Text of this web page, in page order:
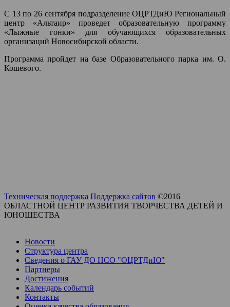
С 13 по 26 сентября подразделение ОЦРТДиЮ Региональный
центр «Альтаир» проведет образовательную программу
«Лыжные гонки» для обучающихся образовательных
организаций Новосибирской области.
Программа пройдет на базе Образовательного парка им. О.
Кошевого.
Техническая поддержка Поддержка сайтов ©2016
ОБЛАСТНОЙ ЦЕНТР РАЗВИТИЯ ТВОРЧЕСТВА ДЕТЕЙ И
ЮНОШЕСТВА
Новости
Структура центра
Сведения о ГАУ ДО НСО "ОЦРТДиЮ"
Партнеры
Достижения
Календарь событий
Контакты